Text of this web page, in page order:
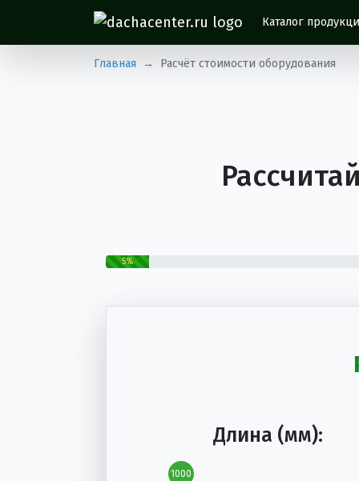
Каталог
Главная Расчёт стоимости оборудования
5%
Длина (мм):
1000